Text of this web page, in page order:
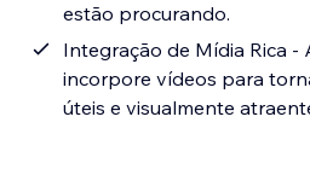
estão procurando.
Integração de Mídia Rica -
incorpore vídeos para
úteis e visualmente